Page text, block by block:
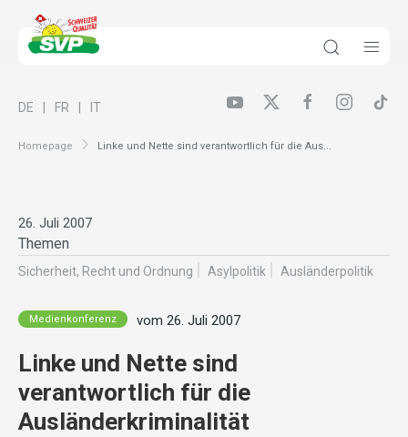
Homepage Linke und Nette sind verantwortlich für die Aus...
DE FR IT
26. Juli 2007
Themen
Sicherheit, Recht und Ordnung Asylpolitik Ausländer­politik
Medienkonferenz vom 26. Juli 2007
Linke und Nette sind
verantwortlich für die
Ausländerkriminalität